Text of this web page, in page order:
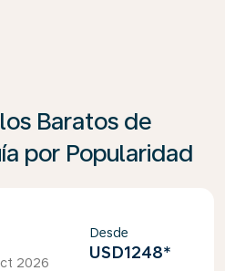
Baratos de
por Popularidad
2026
Desde
USD1248*